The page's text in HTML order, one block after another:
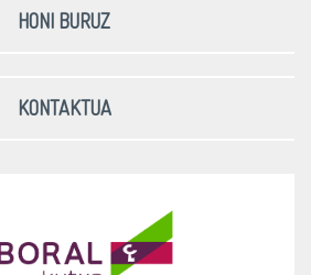
HONI BURUZ
KONTAKTUA